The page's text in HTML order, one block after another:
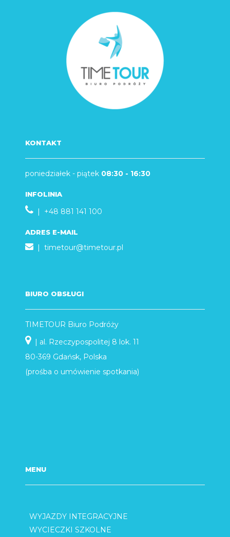
KONTAKT
poniedziałek - piątek 08:30 - 16:30
INFOLINIA
| +48 881 141 100
ADRES E-MAIL
| timetour@timetour.pl
BIURO OBSŁUGI
TIMETOUR Biuro Podróży
| al. Rzeczypospolitej 8 lok. 11
80-369 Gdańsk, Polska
(prośba o umówienie spotkania)
MENU
WYJAZDY INTEGRACYJNE
WYCIECZKI SZKOLNE